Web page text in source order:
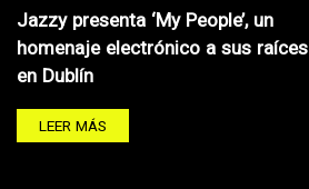
Jazzy presenta ‘My People’, un
homenaje electrónico a sus raíces
en Dublín
LEER MÁS